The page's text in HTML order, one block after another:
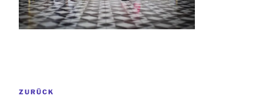
Vorheriger
ZURÜCK